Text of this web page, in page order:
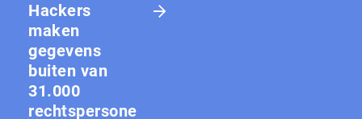
Hackers
maken
gegevens
buiten van
31.000
rechtspersone